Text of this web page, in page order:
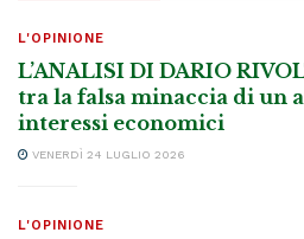
L'OPINIONE
L’ANALISI DI DARIO
tra la falsa minaccia di un
interessi economici
VENERDÌ 24 LUGLIO 2026
L'OPINIONE